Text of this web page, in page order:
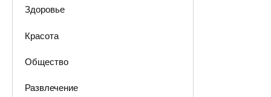
Здоровье
Красота
Общество
Развлечение